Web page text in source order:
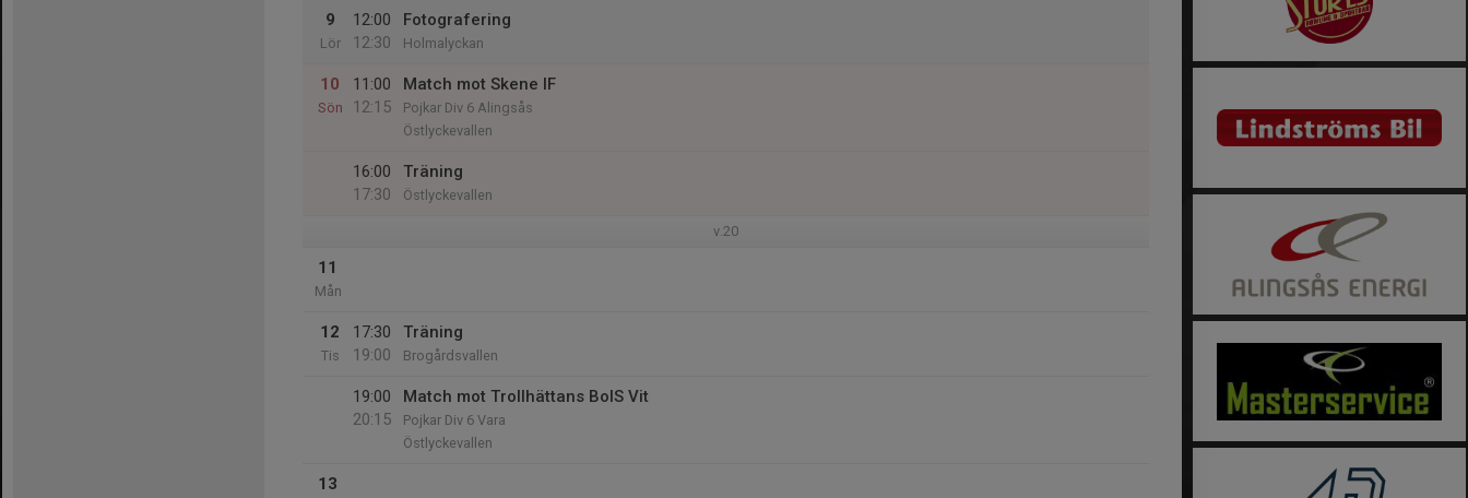
9
Lör
12:00
12:30
Fotografering
Holmalyckan
10
Sön
11:00
12:15
Match mot Skene IF
Pojkar Div 6 Alingsås
Östlyckevallen
16:00
17:30
Träning
Östlyckevallen
v.20
11
Mån
12
Tis
17:30
19:00
Träning
Brogårdsvallen
19:00
20:15
Match mot Trollhättans BoIS Vit
Pojkar Div 6 Vara
Östlyckevallen
13